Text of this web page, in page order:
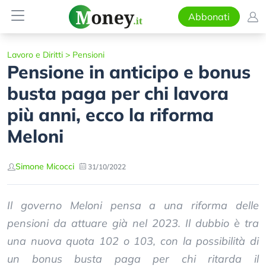
Abbonati
Lavoro e Diritti > Pensioni
Pensione in anticipo e bonus
busta paga per chi lavora
più anni, ecco la riforma
Meloni
Simone Micocci 31/10/2022
Il governo Meloni pensa a una riforma delle
pensioni da attuare già nel 2023. Il dubbio è tra
una nuova quota 102 o 103, con la possibilità di
un bonus busta paga per chi ritarda il